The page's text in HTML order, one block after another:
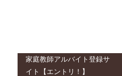
家庭教師アルバイト登録サ
イト【エントリ！】